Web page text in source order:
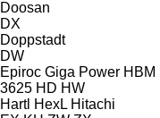
Doosan
DX
Doppstadt
DW
Epiroc Giga Power HBM
3625 HD HW
Hartl HexL Hitachi